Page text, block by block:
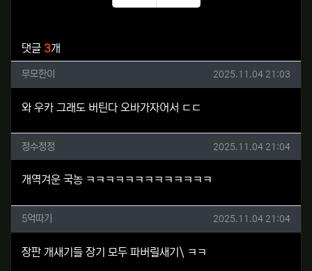
추천
비추천
댓글 3개
무모한이님의 댓글
무모한이 작성일
2025.11.04 21:03
와 우카 그래도 버틴다 오바가자어서 ㄷㄷ
정수정정님의 댓글
정수정정 작성일
2025.11.04 21:04
개역겨운 국농 ㅋㅋㅋㅋㅋㅋㅋㅋㅋㅋㅋㅋㅋ
5억따기님의 댓글
5억따기 작성일
2025.11.04 21:04
장판 개새기들 장기 모두 파버릴새기\ ㅋㅋ